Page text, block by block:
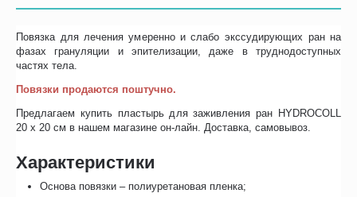
Повязка для лечения умеренно и слабо экссудирующих ран на
фазах грануляции и эпителизации, даже в труднодоступных
частях тела.
Повязки продаются поштучно.
Предлагаем купить пластырь для заживления ран HYDROCOLL
20 х 20 см в нашем магазине он-лайн. Доставка, самовывоз.
Характеристики
Основа повязки – полиуретановая пленка;